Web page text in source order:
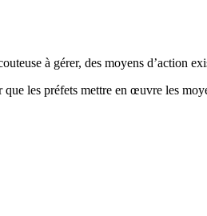
à gérer, des moyens d’action
les préfets mettre en œuvre les